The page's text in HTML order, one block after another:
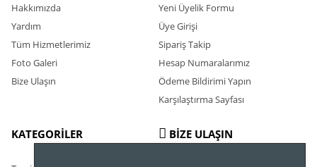
Hakkımızda
Yardım
Tüm Hizmetlerimiz
Foto Galeri
Bize Ulaşın
Yeni Üyelik Formu
Üye Girişi
Sipariş Takip
Hesap Numaralarımız
Ödeme Bildirimi Yapın
Karşılaştırma Sayfası
KATEGORİLER BİZE ULAŞIN